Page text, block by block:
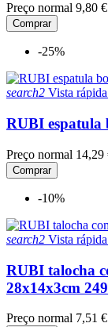
Preço normal 9,80 €
Comprar
-25%
search2 Vista rápida
RUBI espatula
Preço normal 14,29
Comprar
-10%
search2 Vista rápida
RUBI talocha
28x14x3cm
Preço normal 7,51 €